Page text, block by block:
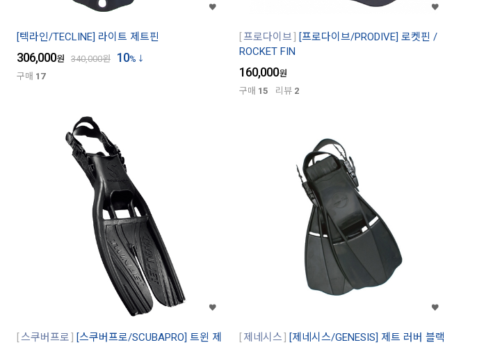
[텍라인/TECLINE] 라이트 제트핀
306,000원 340,000원 10%
구매 17
프로다이브
[프로다이브/PRODIVE] 로켓핀 /
ROCKET FIN
160,000원
구매 15 리뷰 2
스쿠버프로
[스쿠버프로/SCUBAPRO] 트윈 제
제네시스 [제네시스/GENESIS] 제트 러버 블랙